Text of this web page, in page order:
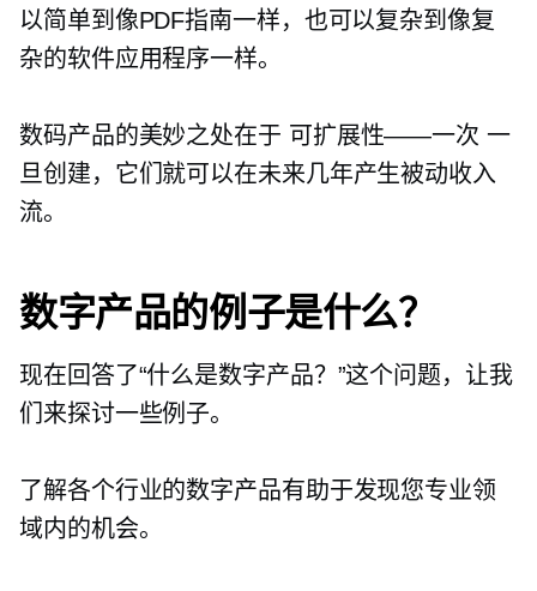
以简单到像PDF指南一样，也可以复杂到像复
杂的软件应用程序一样。
数码产品的美妙之处在于 可扩展性——一次 一
旦创建，它们就可以在未来几年产生被动收入
流。
数字产品的例子是什么？
现在回答了“什么是数字产品？”这个问题，让我
们来探讨一些例子。
了解各个行业的数字产品有助于发现您专业领
域内的机会。